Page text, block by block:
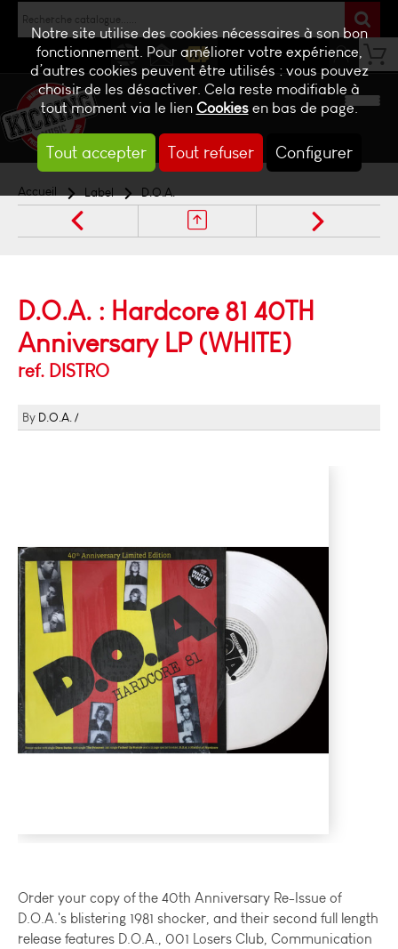
Notre site utilise des cookies nécessaires à son bon
fonctionnement. Pour améliorer votre expérience,
d’autres cookies peuvent être utilisés : vous pouvez
choisir de les désactiver. Cela reste modifiable à
tout moment via le lienCookiesen bas de page.
Tout accepter Tout refuser Configurer
NEWS CONTACTBILLETTERIE
Accueil Label D.O.A.
D.O.A. : Hardcore 81 40TH
Anniversary LP (WHITE)
ref. DISTRO
D.O.A.
Order your copy of the 40th Anniversary Re-Issue of
D.O.A.'s blistering 1981 shocker, and their second full length
release features D.O.A., 001 Losers Club, Communication